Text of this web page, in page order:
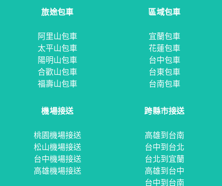
旅途包車
阿里山包車
太平山包車
陽明山包車
合歡山包車
福壽山包車
區域包車
宜蘭包車
花蓮包車
台中包車
台東包車
台南包車
機場接送
桃園機場接送
松山機場接送
台中機場接送
高雄機場接送
跨縣市接送
高雄到台南
台中到台北
台北到宜蘭
高雄到台中
台中到台南